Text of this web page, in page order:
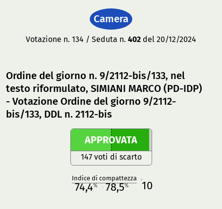
Camera
Votazione n. 134 / Seduta n. 402 del 20/12/2024
Ordine del giorno n. 9/2112-bis/133, nel
testo riformulato, SIMIANI MARCO (PD-IDP)
- Votazione Ordine del giorno 9/2112-
bis/133, DDL n. 2112-bis
APPROVATA
147 voti di scarto
Indice di compattezza
74,4% 78,5% 10